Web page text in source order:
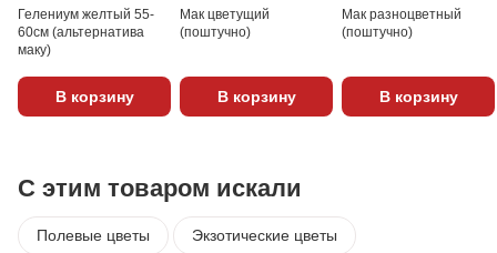
Гелениум желтый 55-
60см (альтернатива
маку)
В корзину
Мак цветущий
(поштучно)
В корзину
Мак разноцветный
(поштучно)
В корзину
С этим товаром искали
Полевые цветы Экзотические цветы